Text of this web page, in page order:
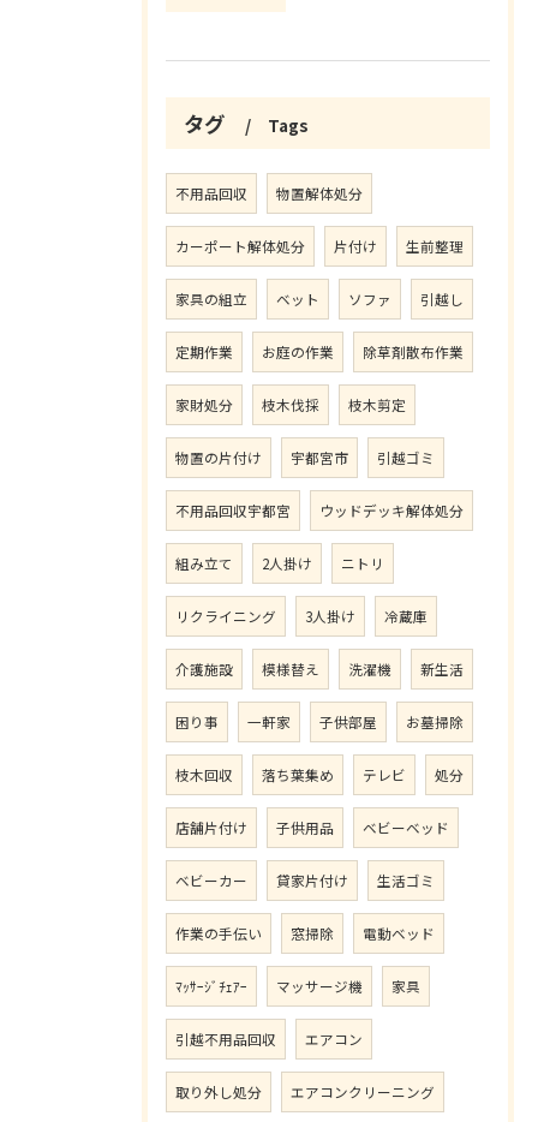
タグ Tags
不用品回収 物置解体処分
カーポート解体処分 片付け 生前整理
家具の組立 ベット ソファ 引越し
定期作業 お庭の作業 除草剤散布作業
家財処分 枝木伐採 枝木剪定
物置の片付け 宇都宮市 引越ゴミ
不用品回収宇都宮 ウッドデッキ解体処分
組み立て 2人掛け ニトリ
リクライニング 3人掛け 冷蔵庫
介護施設 模様替え 洗濯機 新生活
困り事 一軒家 子供部屋 お墓掃除
枝木回収 落ち葉集め テレビ 処分
店舗片付け 子供用品 ベビーベッド
ベビーカー 貸家片付け 生活ゴミ
作業の手伝い 窓掃除 電動ベッド
ﾏｯｻｰｼﾞﾁｪｱｰ マッサージ機 家具
引越不用品回収 エアコン
取り外し処分 エアコンクリーニング